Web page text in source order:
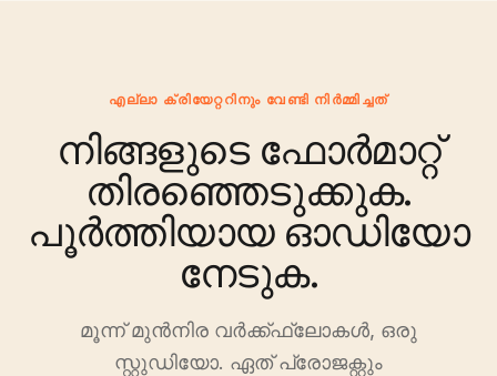
എല്ലാ ക്രിയേറ്ററിനും വേണ്ടി നിർമ്മിച്ചത്
നിങ്ങളുടെ ഫോർമാറ്റ്
തിരഞ്ഞെടുക്കുക.
പൂർത്തിയായ ഓഡിയോ
നേടുക.
മൂന്ന് മുൻനിര വർക്ക്ഫ്ലോകൾ, ഒരു
സ്റ്റുഡിയോ. ഏത് പ്രോജക്റ്റും